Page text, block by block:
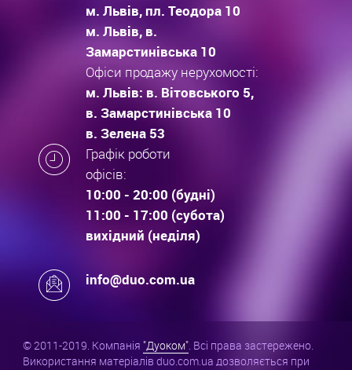
м. Львів, пл. Теодора 10
м. Львів, в.
Замарстинівська 10
Офіси продажу нерухомості:
м. Львів: в. Вітовського 5,
в. Замарстинівська 10
в. Зелена 53
Графік роботи
офісів:
10:00 - 20:00 (будні)
11:00 - 17:00 (субота)
вихідний (неділя)
info@duo.com.ua
© 2011-2019. Компанія "Дуоком". Всі права застережено.
Використання матеріалів duo.com.ua дозволяється при